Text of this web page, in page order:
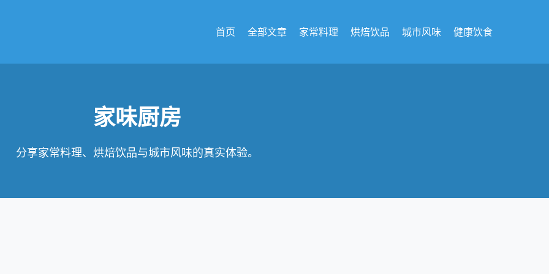
首页 全部文章 家常料理 烘焙饮品 城市风味 健康饮食
家味厨房
分享家常料理、烘焙饮品与城市风味的真实体验。